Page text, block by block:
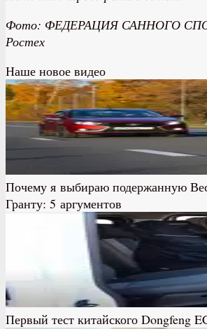
Фото: ФЕДЕРАЦИЯ САННОГО
Ростех
Наше новое видео
Почему я выбираю подержанную
Гранту: 5 аргументов
Первый тест китайского Dongfeng